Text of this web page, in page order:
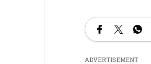
ADVERTISEMENT